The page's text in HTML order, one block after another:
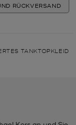
RÜCKVERSAND
TANKTOPKLEID